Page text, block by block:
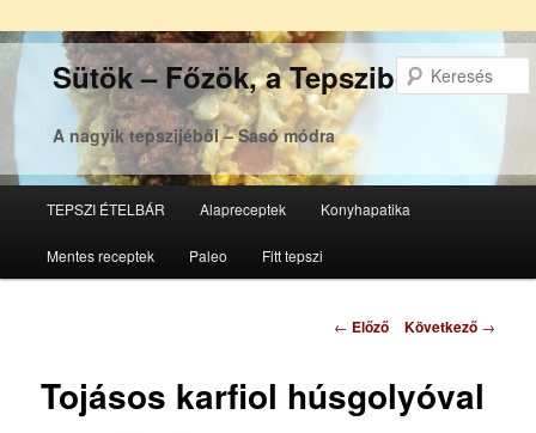
Sütök – Főzök, a Tepsziből
A nagyik tepszijéből – Sasó módra
Tovább
az
Tovább
a
TEPSZI ÉTELBÁR Alapreceptek Konyhapatika
Mentes receptek Paleo Fitt tepszi
Bejegyzés
← Előző Következő →
Tojásos karfiol húsgolyóval